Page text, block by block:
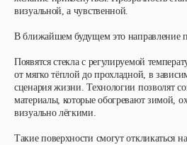
визуальной, а чувственной.
В ближайшем будущем это направление
Появятся стекла с регулируемой
от мягко тёплой до прохладной, в
сценария жизни. Технологии позволят
материалы, которые обогревают зимой,
визуально лёгкими.
Такие поверхности смогут откликаться